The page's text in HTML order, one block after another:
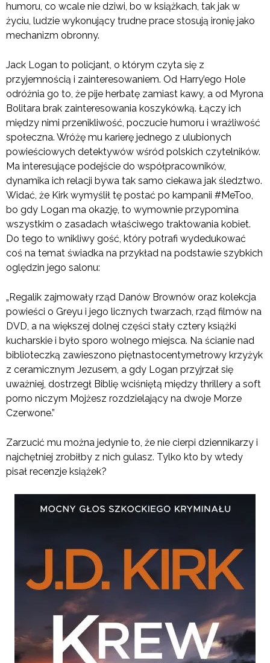
humoru, co wcale nie dziwi, bo w książkach, tak jak w
życiu, ludzie wykonujący trudne prace stosują ironię jako
mechanizm obronny.
Jack Logan to policjant, o którym czyta się z
przyjemnością i zainteresowaniem. Od Harry’ego Hole
odróżnia go to, że pije herbatę zamiast kawy, a od Myrona
Bolitara brak zainteresowania koszykówką. Łączy ich
między nimi przenikliwość, poczucie humoru i wrażliwość
społeczna. Wróżę mu karierę jednego z ulubionych
powieściowych detektywów wśród polskich czytelników.
Ma interesujące podejście do współpracowników,
dynamika ich relacji bywa tak samo ciekawa jak śledztwo.
Widać, że Kirk wymyślił tę postać po kampanii #MeToo,
bo gdy Logan ma okazję, to wymownie przypomina
wszystkim o zasadach właściwego traktowania kobiet.
Do tego to wnikliwy gość, który potrafi wydedukować
coś na temat świadka na przykład na podstawie szybkich
oględzin jego salonu:
„Regalik zajmowały rząd Danów Brownów oraz kolekcja
powieści o Greyu i jego licznych twarzach, rząd filmów na
DVD, a na większej dolnej części stały cztery książki
kucharskie i było sporo wolnego miejsca. Na ścianie nad
biblioteczką zawieszono piętnastocentymetrowy krzyżyk
z ceramicznym Jezusem, a gdy Logan przyjrzał się
uważniej, dostrzegł Biblię wciśniętą między thrillery a soft
porno niczym Mojżesz rozdzielający na dwoje Morze
Czerwone.”
Zarzucić mu można jedynie to, że nie cierpi dziennikarzy i
najchętniej zrobiłby z nich gulasz. Tylko kto by wtedy
pisał recenzje książek?